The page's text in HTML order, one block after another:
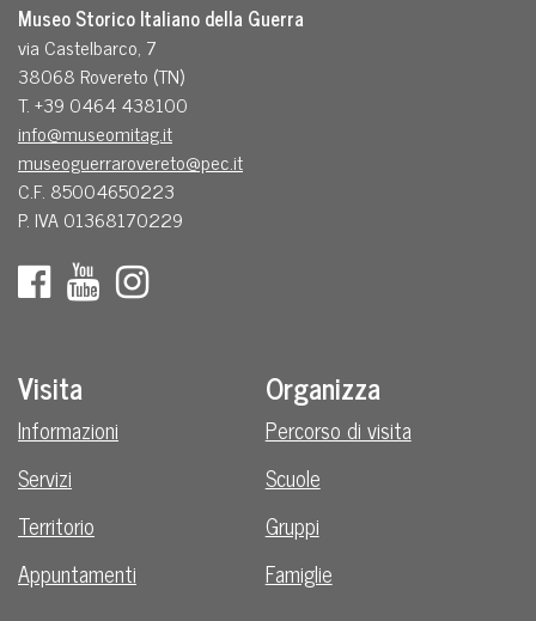
Museo Storico Italiano della Guerra
via Castelbarco, 7
38068 Rovereto (TN)
T. +39 0464 438100
info@museomitag.it
museoguerrarovereto@pec.it
C.F. 85004650223
P. IVA 01368170229
Visita
Informazioni
Servizi
Territorio
Appuntamenti
Organizza
Percorso di visita
Scuole
Gruppi
Famiglie